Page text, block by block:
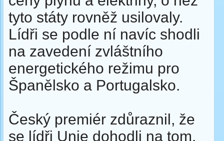
tyto státy rovněž usilovaly.
Lídři se podle ní navíc shodli
na zavedení zvláštního
energetického režimu pro
Španělsko a Portugalsko.
Český premiér zdůraznil, že
se lídři Unie dohodli na tom,